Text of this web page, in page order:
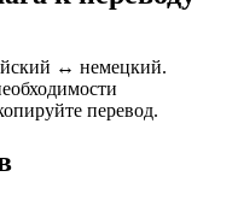
↔ немецкий.
перевод.